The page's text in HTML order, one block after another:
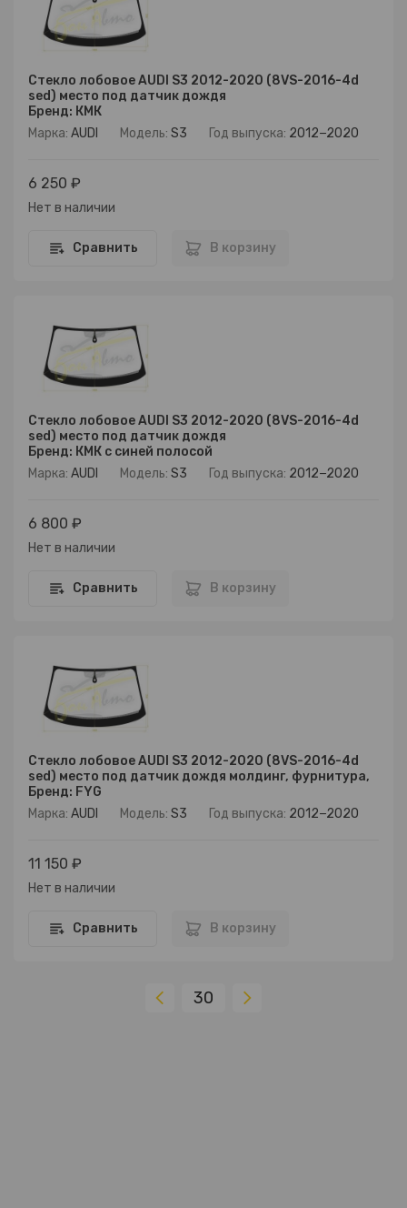
Стекло лобовое AUDI S3 2012-2020 (8VS-2016-4d
sed) место под датчик дождя
Бренд: КМК
Марка: AUDI Модель: S3 Год выпуска: 2012−2020
6 250 ₽
Нет в наличии
Сравнить В корзину
Стекло лобовое AUDI S3 2012-2020 (8VS-2016-4d
sed) место под датчик дождя
Бренд: КМК с синей полосой
Марка: AUDI Модель: S3 Год выпуска: 2012−2020
6 800 ₽
Нет в наличии
Сравнить В корзину
Стекло лобовое AUDI S3 2012-2020 (8VS-2016-4d
sed) место под датчик дождя молдинг, фурнитура,
Бренд: FYG
Марка: AUDI Модель: S3 Год выпуска: 2012−2020
11 150 ₽
Нет в наличии
Сравнить В корзину
30